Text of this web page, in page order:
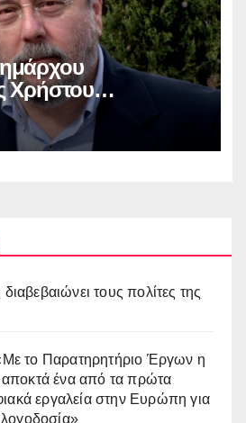
Χρήστου
στην έκθεση
Λάμψη –
Ξεριζωμός –
τους πολίτες της
το Παρατηρητήριο Έργων η
αποκτά ένα από τα πρώτα
εργαλεία στην Ευρώπη για
λογοδοσία»